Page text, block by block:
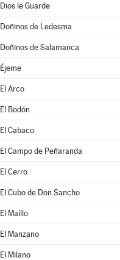
Dios le Guarde
Doñinos de Ledesma
Doñinos de Salamanca
Éjeme
El Arco
El Bodón
El Cabaco
El Campo de Peñaranda
El Cerro
El Cubo de Don Sancho
El Maíllo
El Manzano
El Milano